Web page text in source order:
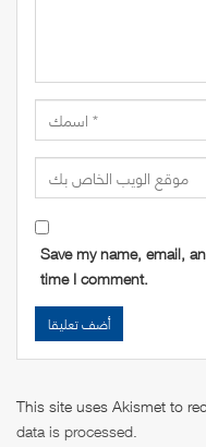
Save my name, email,
time I comment.
This site uses Akismet to
data is processed.